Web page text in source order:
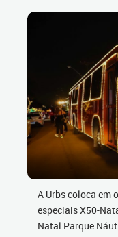
A Urbs coloca em
especiais X50-
Natal Parque